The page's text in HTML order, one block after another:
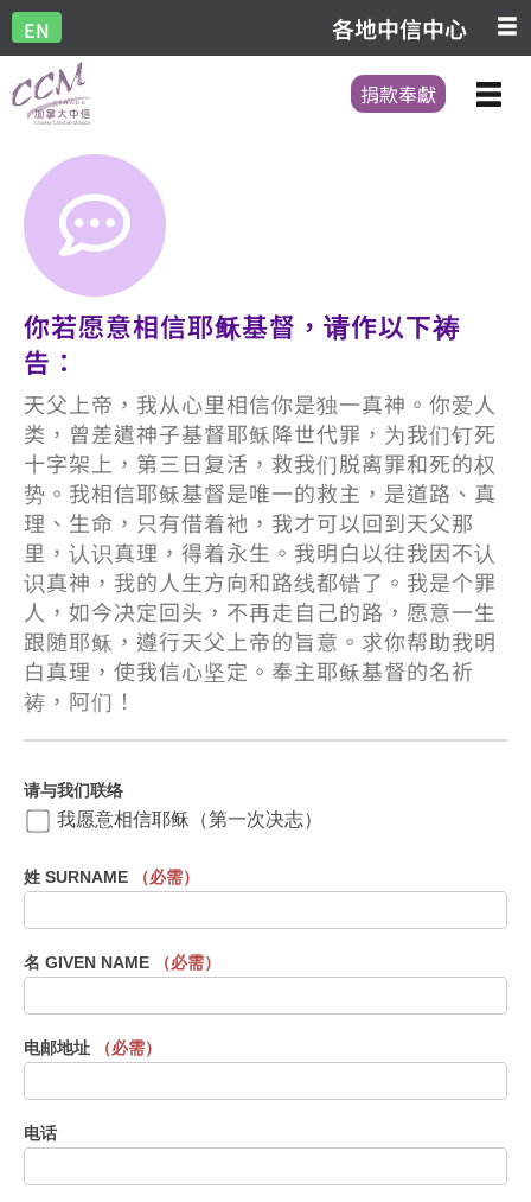
EN 各地中信中心
捐款奉獻
你若愿意相信耶稣基督，请作以下祷
告：
天父上帝，我从心里相信你是独一真神。你爱人
类，曾差遣神子基督耶稣降世代罪，为我们钉死
十字架上，第三日复活，救我们脱离罪和死的权
势。我相信耶稣基督是唯一的救主，是道路、真
理、生命，只有借着衪，我才可以回到天父那
里，认识真理，得着永生。我明白以往我因不认
识真神，我的人生方向和路线都错了。我是个罪
人，如今决定回头，不再走自己的路，愿意一生
跟随耶稣，遵行天父上帝的旨意。求你帮助我明
白真理，使我信心坚定。奉主耶稣基督的名祈
祷，阿们！
決
志
请与我们联络
我愿意相信耶稣（第一次决志）
姓 SURNAME （必需）
名 GIVEN NAME （必需）
电邮地址 （必需）
电话